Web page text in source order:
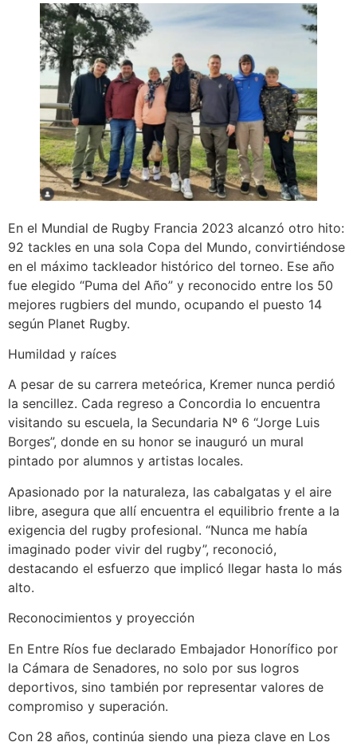
En el Mundial de Rugby Francia 2023 alcanzó otro hito:
92 tackles en una sola Copa del Mundo, convirtiéndose
en el máximo tackleador histórico del torneo. Ese año
fue elegido “Puma del Año” y reconocido entre los 50
mejores rugbiers del mundo, ocupando el puesto 14
según Planet Rugby.
Humildad y raíces
A pesar de su carrera meteórica, Kremer nunca perdió
la sencillez. Cada regreso a Concordia lo encuentra
visitando su escuela, la Secundaria Nº 6 “Jorge Luis
Borges”, donde en su honor se inauguró un mural
pintado por alumnos y artistas locales.
Apasionado por la naturaleza, las cabalgatas y el aire
libre, asegura que allí encuentra el equilibrio frente a la
exigencia del rugby profesional. “Nunca me había
imaginado poder vivir del rugby”, reconoció,
destacando el esfuerzo que implicó llegar hasta lo más
alto.
Reconocimientos y proyección
En Entre Ríos fue declarado Embajador Honorífico por
la Cámara de Senadores, no solo por sus logros
deportivos, sino también por representar valores de
compromiso y superación.
Con 28 años, continúa siendo una pieza clave en Los